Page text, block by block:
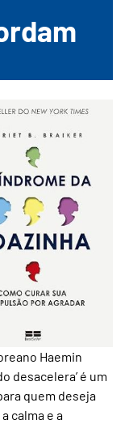
Haemin
desacelera’ é um
quem deseja
calma e a